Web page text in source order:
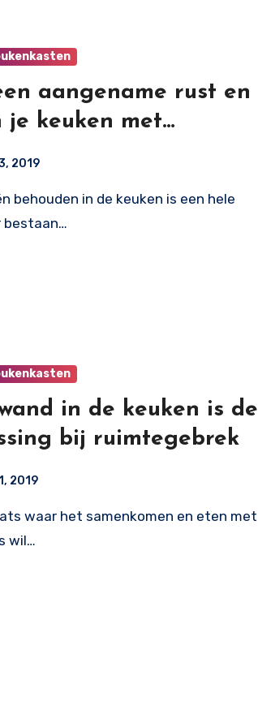
aangename rust en
je keuken met
2019
bestaan…
in de keuken is de
bij ruimtegebrek
2019
wil…